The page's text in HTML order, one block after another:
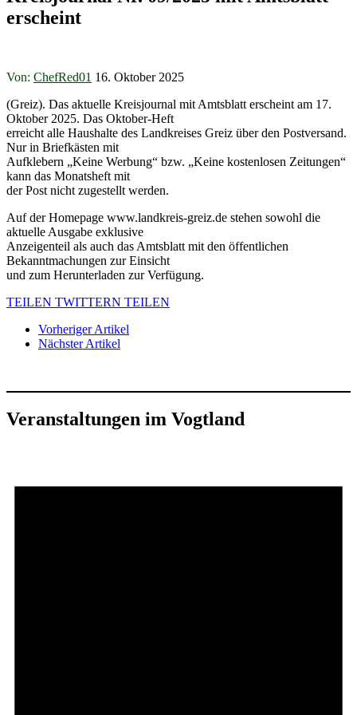
erscheint
Von: ChefRed01 16. Oktober 2025
(Greiz). Das aktuelle Kreisjournal mit Amtsblatt erscheint am 17.
Oktober 2025. Das Oktober-Heft
erreicht alle Haushalte des Landkreises Greiz über den Postversand.
Nur in Briefkästen mit
Aufklebern „Keine Werbung“ bzw. „Keine kostenlosen Zeitungen“
kann das Monatsheft mit
der Post nicht zugestellt werden.
Auf der Homepage www.landkreis-greiz.de stehen sowohl die
aktuelle Ausgabe exklusive
Anzeigenteil als auch das Amtsblatt mit den öffentlichen
Bekanntmachungen zur Einsicht
und zum Herunterladen zur Verfügung.
TEILEN TWITTERN TEILEN
Vorheriger Artikel
Nächster Artikel
Veranstaltungen im Vogtland